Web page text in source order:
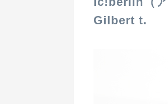
Gilbert t.